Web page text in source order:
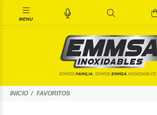
INICIO FAVORITOS